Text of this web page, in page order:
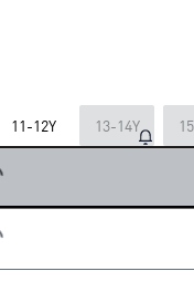
11-12Y 13-14Y